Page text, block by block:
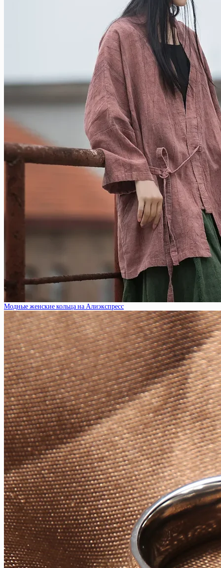
Модные женские кольца на Алиэкспресс